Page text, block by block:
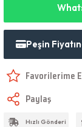
Peşin
Paylaş
Hızlı Gönderi